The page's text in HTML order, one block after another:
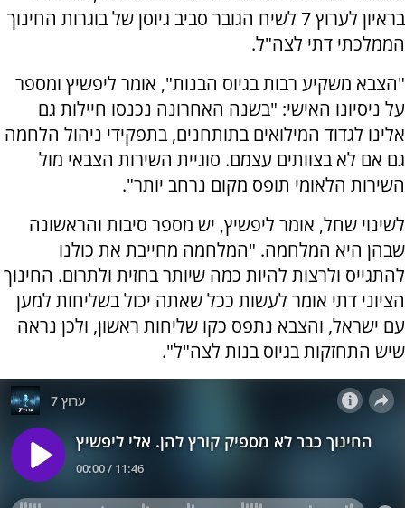
בראיון לערוץ 7 לשיח הגובר סביב גיוסן של בוגרות החינוך
הממלכתי דתי לצה"ל.
"הצבא משקיע רבות בגיוס הבנות", אומר ליפשיץ ומספר
על ניסיונו האישי: "בשנה האחרונה נכנסו חיילות גם
אלינו לגדוד המילואים בתותחנים, בתפקידי ניהול הלחמה
גם אם לא בצוותים עצמם. סוגיית השירות הצבאי מול
השירות הלאומי תופס מקום נרחב יותר".
לשינוי שחל, אומר ליפשיץ, יש מספר סיבות והראשונה
שבהן היא המלחמה. "המלחמה מחייבת את כולנו
להתגייס ולרצות להיות כמה שיותר בחזית ולתרום. החינוך
הציוני דתי אומר לעשות ככל שאתה יכול בשליחות למען
עם ישראל, והצבא נתפס כקו שליחות ראשון, ולכן נראה
שיש התחזקות בגיוס בנות לצה"ל".